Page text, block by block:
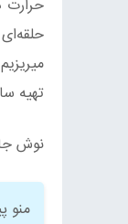
حرارت
تهیه
نوش
منو